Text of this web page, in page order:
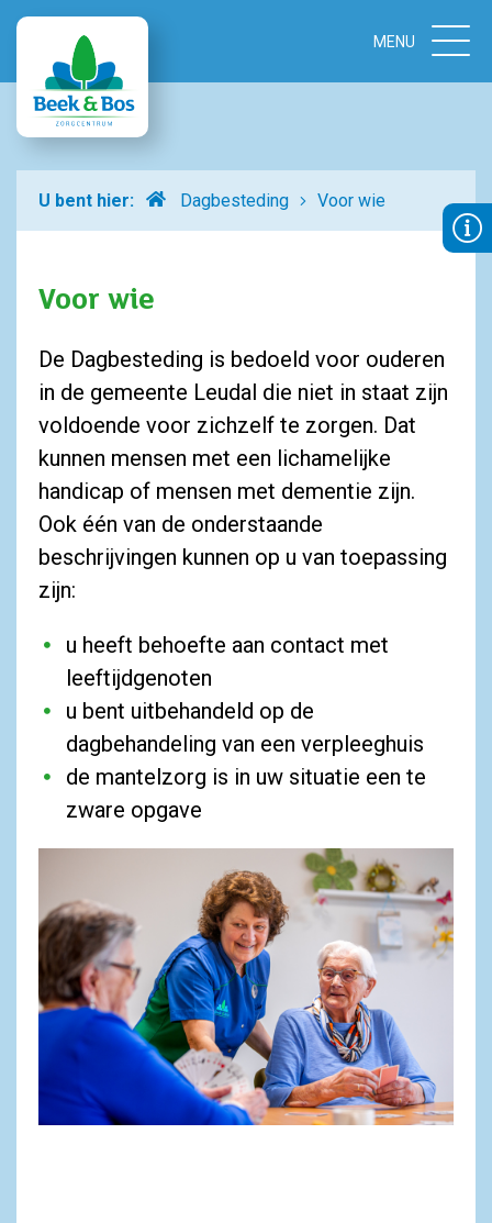
U bent hier:
Home Dagbesteding Voor wie
Voor wie
De Dagbesteding is bedoeld voor ouderen
in de gemeente Leudal die niet in staat zijn
voldoende voor zichzelf te zorgen. Dat
kunnen mensen met een lichamelijke
handicap of mensen met dementie zijn.
Ook één van de onderstaande
beschrijvingen kunnen op u van toepassing
zijn:
u heeft behoefte aan contact met
leeftijdgenoten
u bent uitbehandeld op de
dagbehandeling van een verpleeghuis
de mantelzorg is in uw situatie een te
zware opgave